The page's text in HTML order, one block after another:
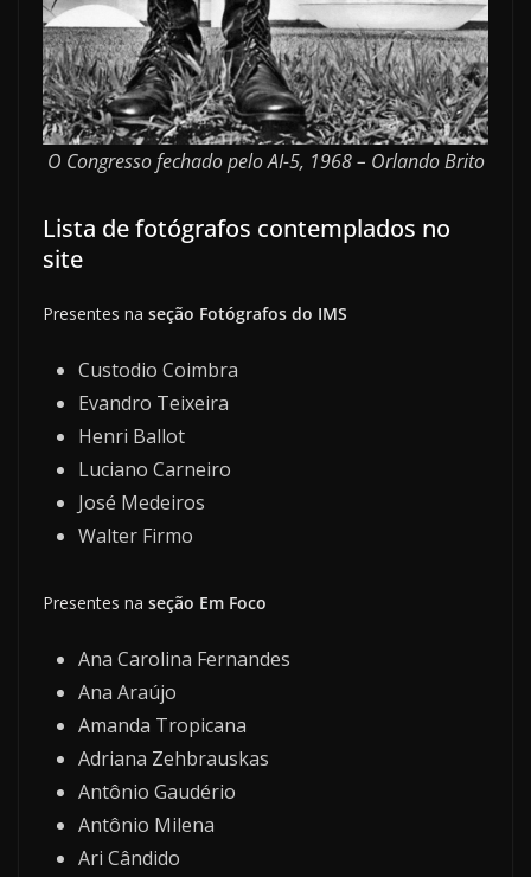
O Congresso fechado pelo AI-5, 1968 – Orlando Brito
Lista de fotógrafos contemplados no
site
Presentes na seção Fotógrafos do IMS
Custodio Coimbra
Evandro Teixeira
Henri Ballot
Luciano Carneiro
José Medeiros
Walter Firmo
Presentes na seção Em Foco
Ana Carolina Fernandes
Ana Araújo
Amanda Tropicana
Adriana Zehbrauskas
Antônio Gaudério
Antônio Milena
Ari Cândido